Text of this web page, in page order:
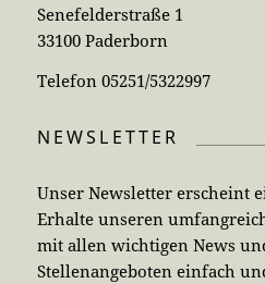
Senefelderstraße 1
33100 Paderborn
Telefon 05251/5322997
NEWSLETTER
Unser Newsletter erscheint
Erhalte unseren
mit allen wichtigen News
Stellenangeboten einfach